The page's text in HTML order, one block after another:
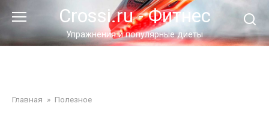
контенту
Crossi.ru - Фитнес
Упражнения и популярные диеты
Главная » Полезное